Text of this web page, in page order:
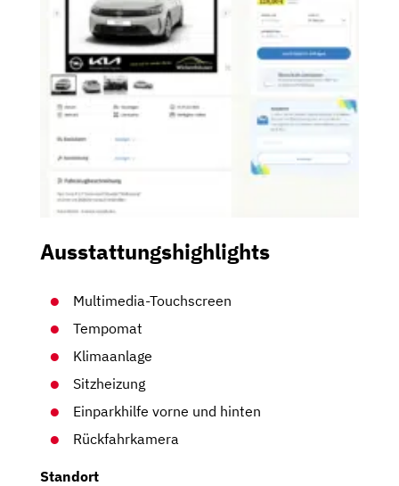
Ausstattungshighlights
Multimedia-Touchscreen
Tempomat
Klimaanlage
Sitzheizung
Einparkhilfe vorne und hinten
Rückfahrkamera
Standort